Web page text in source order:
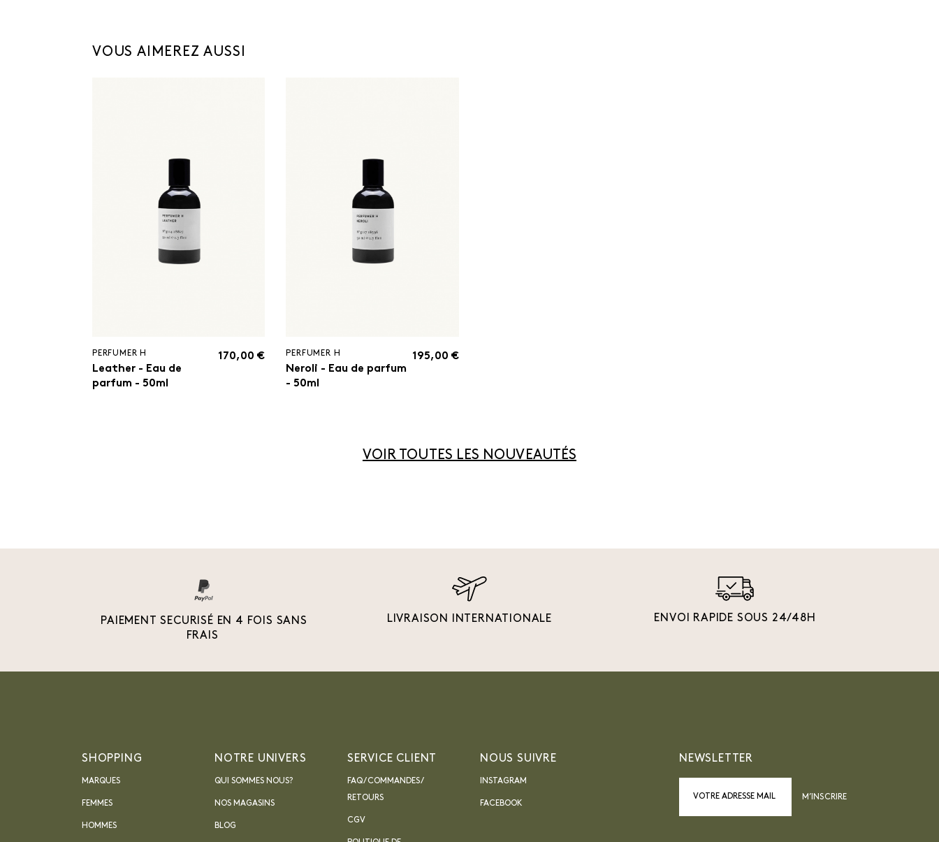
VOUS AIMEREZ AUSSI
PERFUMER H
Leather - Eau de
parfum - 50ml
170,00 € PERFUMER H
Neroli - Eau de parfum
- 50ml
195,00 €
VOIR TOUTES LES NOUVEAUTÉS
PAIEMENT SECURISÉ EN 4 FOIS SANS
FRAIS
LIVRAISON INTERNATIONALE ENVOI RAPIDE SOUS 24/48H
SHOPPING
MARQUES
FEMMES
HOMMES
NOTRE UNIVERS
QUI SOMMES NOUS?
NOS MAGASINS
BLOG
SERVICE CLIENT
FAQ / COMMANDES /
RETOURS
CGV
NOUS SUIVRE
INSTAGRAM
FACEBOOK
NEWSLETTER
M’INSCRIRE